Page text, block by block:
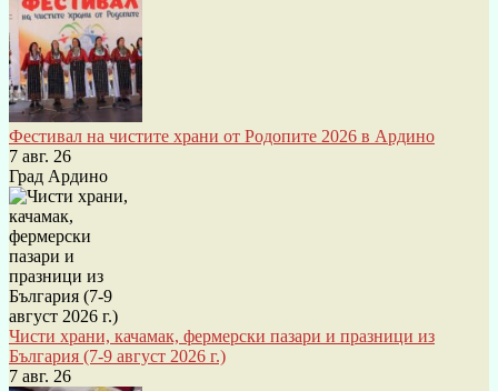
Фестивал на чистите храни от Родопите 2026 в Ардино
7 авг. 26
Град Ардино
Чисти храни, качамак, фермерски пазари и празници из
България (7-9 август 2026 г.)
7 авг. 26